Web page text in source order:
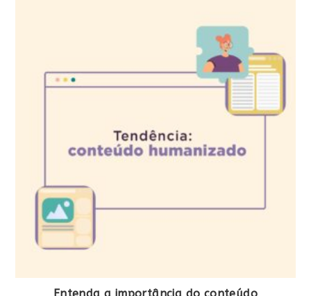
Entenda a importância do conteúdo